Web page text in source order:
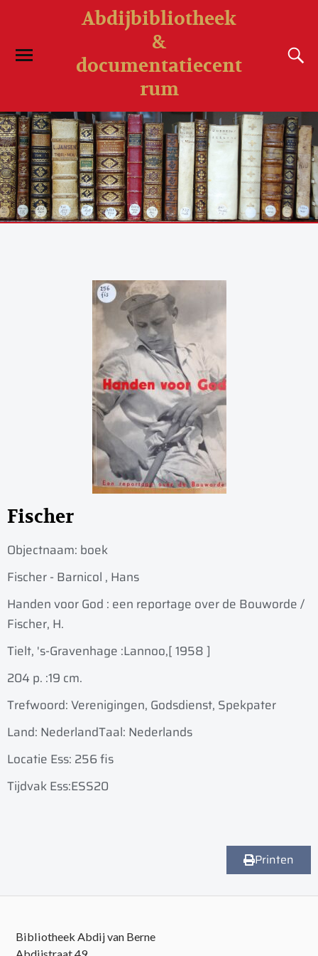
Abdijbibliotheek
&
documentatiecent
rum
Fischer
Objectnaam: boek
Fischer - Barnicol , Hans
Handen voor God : een reportage over de Bouworde /
Fischer, H.
Tielt, 's-Gravenhage :Lannoo,[ 1958 ]
204 p. :19 cm.
Trefwoord: Verenigingen, Godsdienst, Spekpater
Land: NederlandTaal: Nederlands
Locatie Ess: 256 fis
Tijdvak Ess:ESS20
Printen
Bibliotheek Abdij van Berne